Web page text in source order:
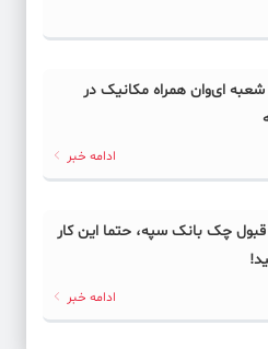
شعبه ای‌وان همراه مکانیک در
ادامه خبر
قبول چک بانک سپه، حتما این کار
ادامه خبر